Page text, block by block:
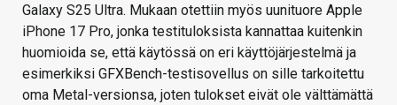
Galaxy S25 Ultra. Mukaan otettiin myös uunituore Apple
iPhone 17 Pro, jonka testituloksista kannattaa kuitenkin
huomioida se, että käytössä on eri käyttöjärjestelmä ja
esimerkiksi GFXBench-testisovellus on sille tarkoitettu
oma Metal-versionsa, joten tulokset eivät ole välttämättä